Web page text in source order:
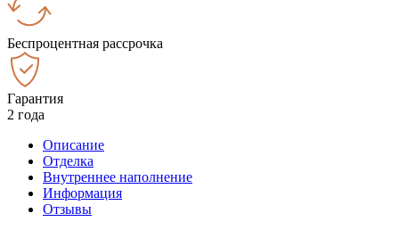
Беспроцентная рассрочка
Гарантия
2 года
Описание
Отделка
Внутреннее наполнение
Информация
Отзывы